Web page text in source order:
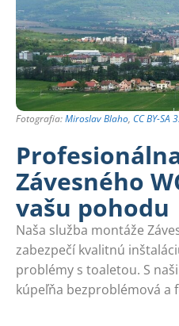
Fotografia:Miroslav Blaho, CC BY-SA
Závesného
vašu pohodu
Naša služba montáže
zabezpečí kvalitnú
problémy s toaletou. S
kúpeľňa bezproblémová a